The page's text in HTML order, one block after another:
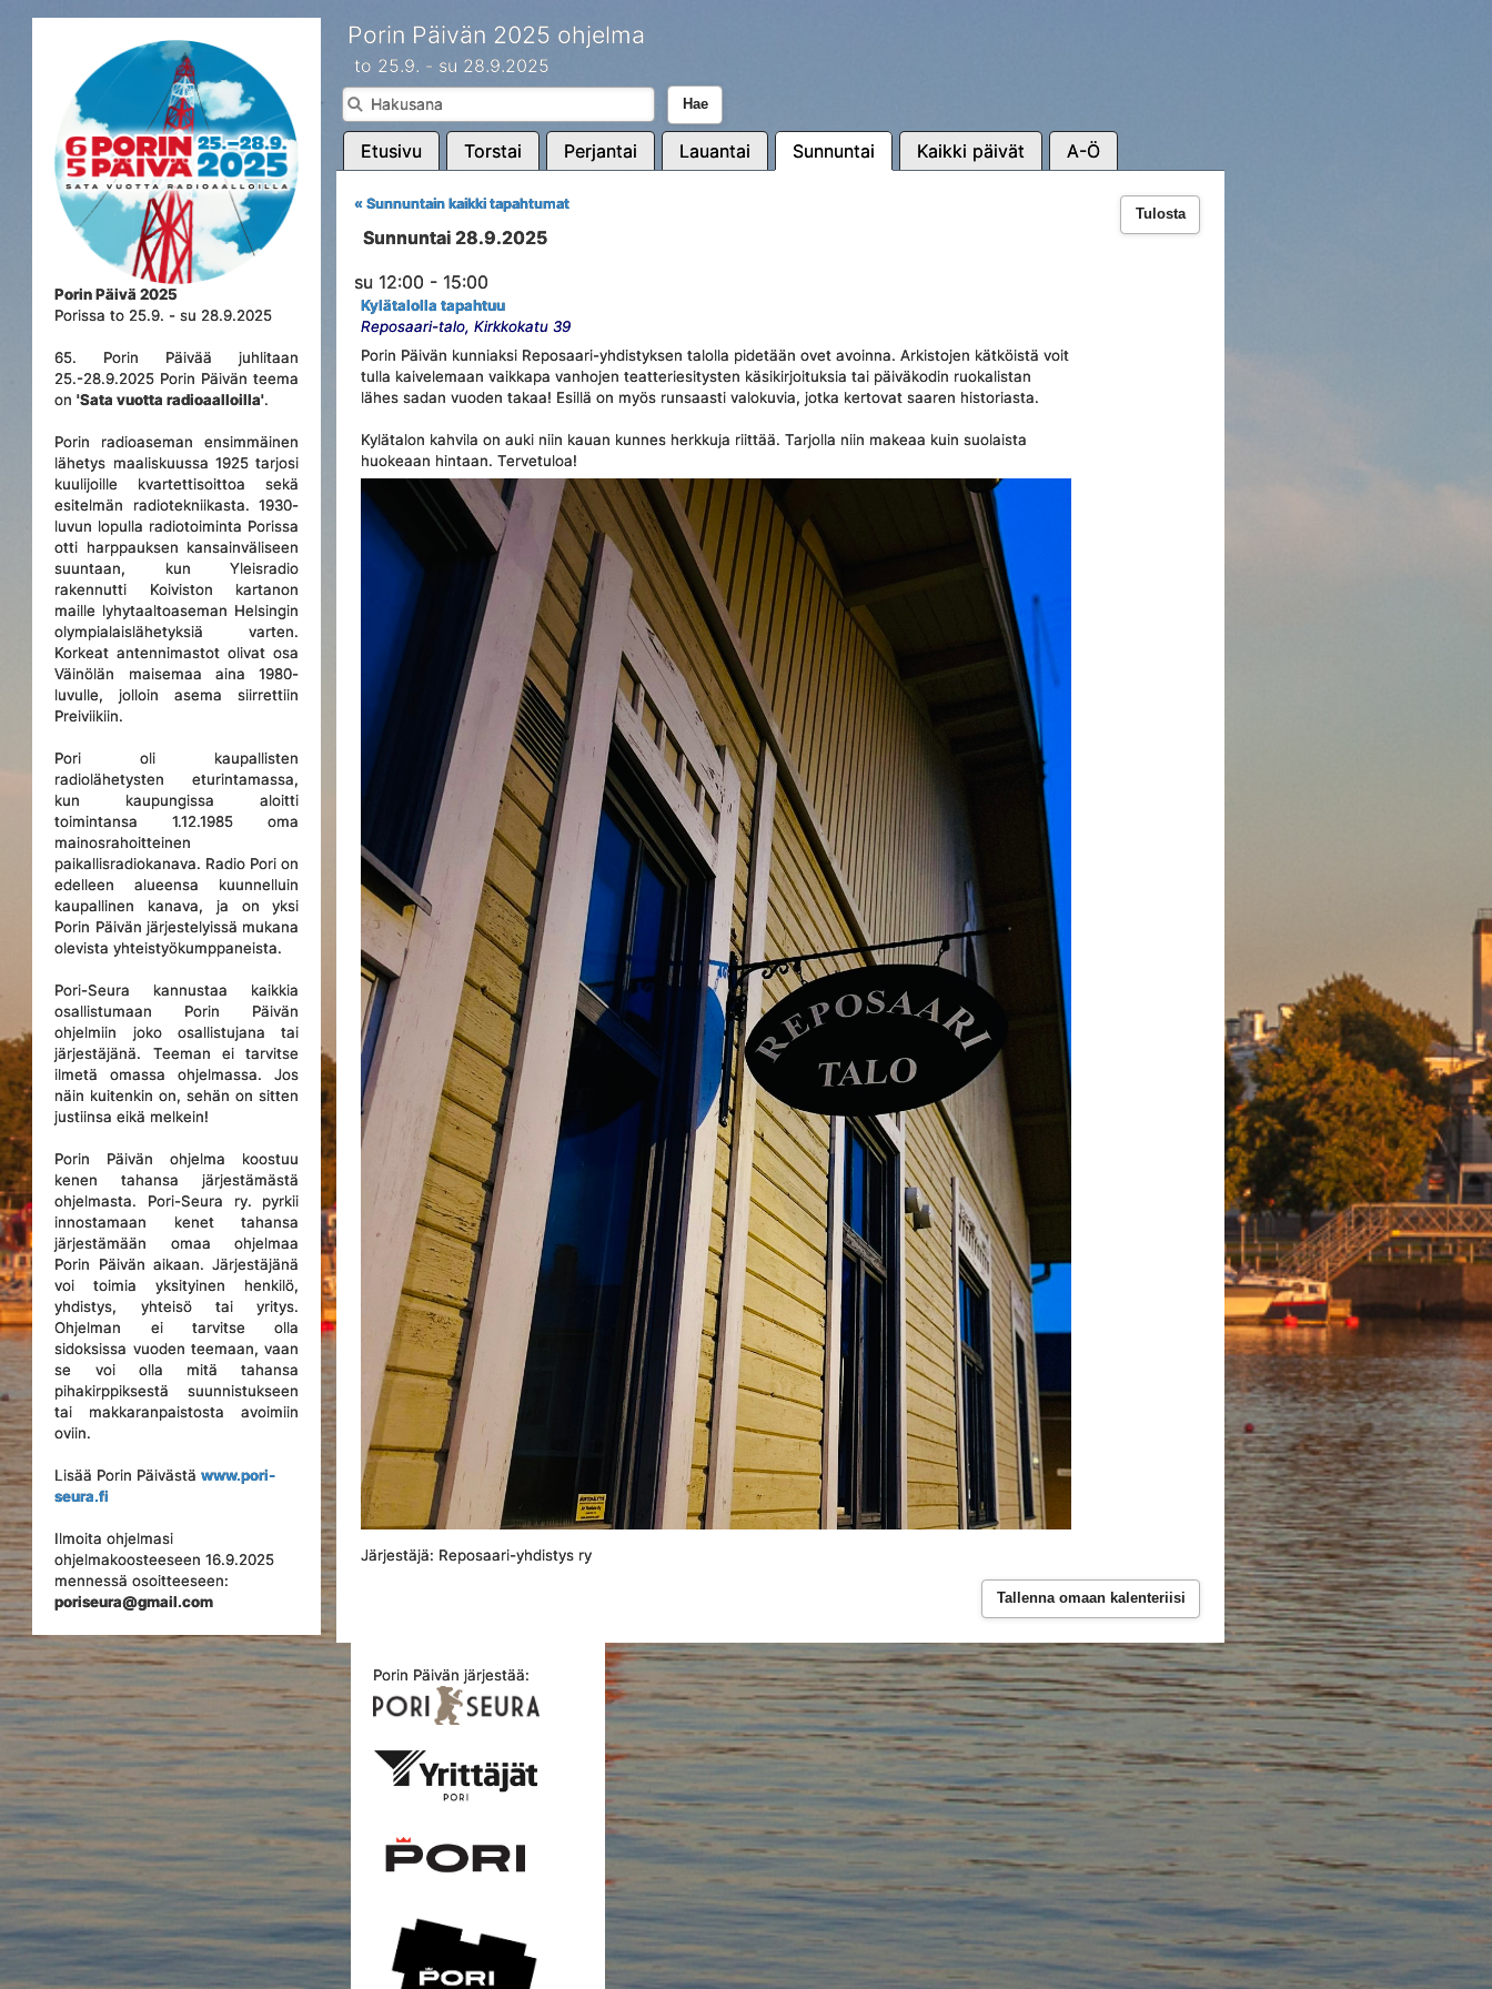
Porin Päivä 2025
Porissa to 25.9. - su 28.9.2025
65. Porin Päivää juhlitaan
25.-28.9.2025 Porin Päivän teema
on'Sata vuotta radioaalloilla'.
Porin radioaseman ensimmäinen
lähetys maaliskuussa 1925 tarjosi
kuulijoille kvartettisoittoa sekä
esitelmän radiotekniikasta. 1930-
luvun lopulla radiotoiminta Porissa
otti harppauksen kansainväliseen
suuntaan, kun Yleisradio
rakennutti Koiviston kartanon
maille lyhytaaltoaseman Helsingin
olympialaislähetyksiä varten.
Korkeat antennimastot olivat osa
Väinölän maisemaa aina 1980-
luvulle, jolloin asema siirrettiin
Preiviikiin.
Pori oli kaupallisten
radiolähetysten eturintamassa,
kun kaupungissa aloitti
toimintansa 1.12.1985 oma
mainosrahoitteinen
paikallisradiokanava. Radio Pori on
edelleen alueensa kuunnelluin
kaupallinen kanava, ja on yksi
Porin Päivän järjestelyissä mukana
olevista yhteistyökumppaneista.
Pori-Seura kannustaa kaikkia
osallistumaan Porin Päivän
ohjelmiin joko osallistujana tai
järjestäjänä. Teeman ei tarvitse
ilmetä omassa ohjelmassa. Jos
näin kuitenkin on, sehän on sitten
justiinsa eikä melkein!
Porin Päivän ohjelma koostuu
kenen tahansa järjestämästä
ohjelmasta. Pori-Seura ry. pyrkii
innostamaan kenet tahansa
järjestämään omaa ohjelmaa
Porin Päivän aikaan. Järjestäjänä
voi toimia yksityinen henkilö,
yhdistys, yhteisö tai yritys.
Ohjelman ei tarvitse olla
sidoksissa vuoden teemaan, vaan
se voi olla mitä tahansa
pihakirppiksestä suunnistukseen
tai makkaranpaistosta avoimiin
oviin.
Lisää Porin Päivästäwww.pori-
seura.fi
Ilmoita ohjelmasi
ohjelmakoosteeseen 16.9.2025
mennessä osoitteeseen:
poriseura@gmail.com
Porin Päivän 2025 ohjelma
to 25.9. - su 28.9.2025
Hae
Etusivu Torstai Perjantai Lauantai Sunnuntai Kaikki päivät A-Ö
Tulosta
« Sunnuntain kaikki tapahtumat
Sunnuntai 28.9.2025
su 12:00 - 15:00
Kylätalolla tapahtuu
Reposaari-talo, Kirkkokatu 39
Porin Päivän kunniaksi Reposaari-yhdistyksen talolla pidetään ovet avoinna. Arkistojen kätköistä voit
tulla kaivelemaan vaikkapa vanhojen teatteriesitysten käsikirjoituksia tai päiväkodin ruokalistan
lähes sadan vuoden takaa! Esillä on myös runsaasti valokuvia, jotka kertovat saaren historiasta.
Kylätalon kahvila on auki niin kauan kunnes herkkuja riittää. Tarjolla niin makeaa kuin suolaista
huokeaan hintaan. Tervetuloa!
Järjestäjä: Reposaari-yhdistys ry
Tallenna omaan kalenteriisi
Porin Päivän järjestää: